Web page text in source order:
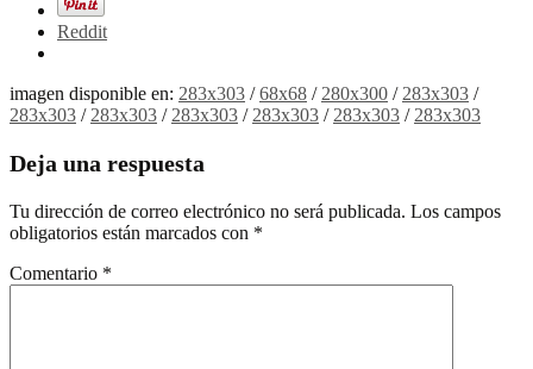
Reddit
imagen disponible en: 283x303 /68x68 / 280x300 / 283x303 /
283x303 / 283x303 / 283x303 / 283x303 / 283x303 / 283x303
Deja una respuesta
Tu dirección de correo electrónico no será publicada. Los campos
obligatorios están marcados con *
Comentario *